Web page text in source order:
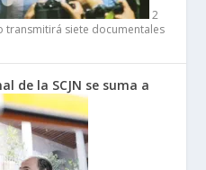
2
transmitirá siete documentales
de la SCJN se suma a